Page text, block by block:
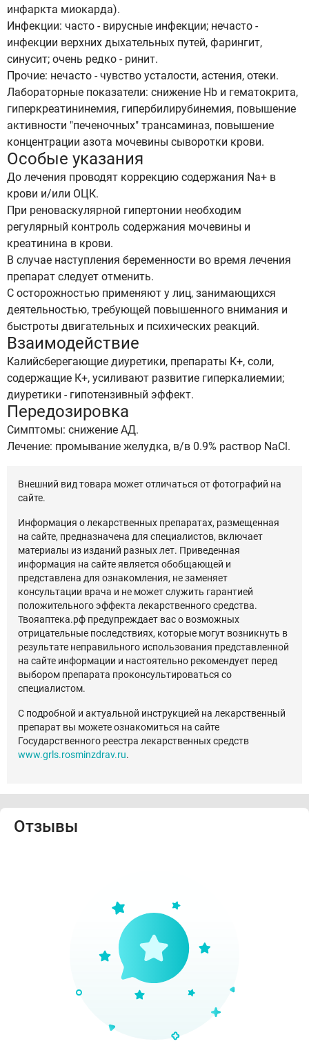
инфаркта миокарда).
Инфекции: часто - вирусные инфекции; нечасто -
инфекции верхних дыхательных путей, фарингит,
синусит; очень редко - ринит.
Прочие: нечасто - чувство усталости, астения, отеки.
Лабораторные показатели: снижение Hb и гематокрита,
гиперкреатининемия, гипербилирубинемия, повышение
активности "печеночных" трансаминаз, повышение
концентрации азота мочевины сыворотки крови.
Особые указания
До лечения проводят коррекцию содержания Na+ в
крови и/или ОЦК.
При реноваскулярной гипертонии необходим
регулярный контроль содержания мочевины и
креатинина в крови.
В случае наступления беременности во время лечения
препарат следует отменить.
С осторожностью применяют у лиц, занимающихся
деятельностью, требующей повышенного внимания и
быстроты двигательных и психических реакций.
Взаимодействие
Калийсберегающие диуретики, препараты К+, соли,
содержащие К+, усиливают развитие гиперкалиемии;
диуретики - гипотензивный эффект.
Передозировка
Симптомы: снижение АД.
Лечение: промывание желудка, в/в 0.9% раствор NaCl.
Внешний вид товара может отличаться от фотографий на
сайте.
Информация о лекарственных препаратах, размещенная
на сайте, предназначена для специалистов, включает
материалы из изданий разных лет. Приведенная
информация на сайте является обобщающей и
представлена для ознакомления, не заменяет
консультации врача и не может служить гарантией
положительного эффекта лекарственного средства.
Твояаптека.рф предупреждает вас о возможных
отрицательные последствиях, которые могут возникнуть в
результате неправильного использования представленной
на сайте информации и настоятельно рекомендует перед
выбором препарата проконсультироваться со
специалистом.
С подробной и актуальной инструкцией на лекарственный
препарат вы можете ознакомиться на сайте
Государственного реестра лекарственных средств
www.grls.rosminzdrav.ru.
Отзывы